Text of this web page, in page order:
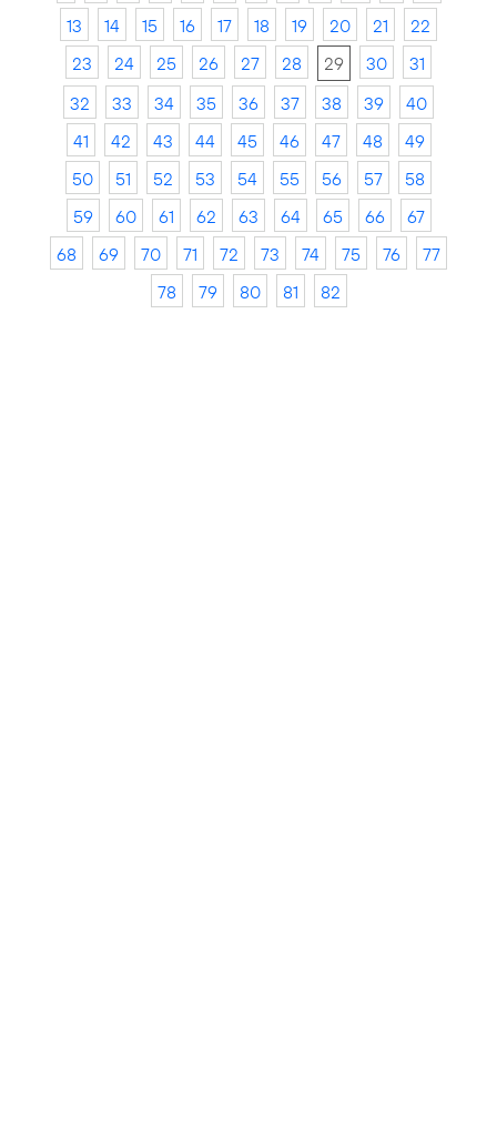
13
14 15 16 17 18 19 20 21
22
23
24 25 26 27 28 29 30
31
32
33 34 35 36 37 38 39
40
41
42 43 44 45 46 47 48
49
50
51 52 53 54 55 56 57
58
59
60 61 62 63 64 65 66
67
68
69 70 71 72 73 74 75 76
77
78
79 80 81 82